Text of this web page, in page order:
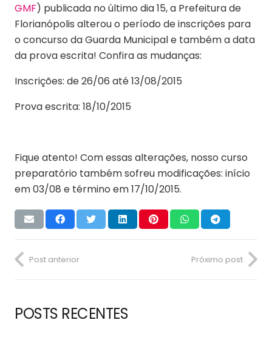
GMF) publicada no último dia 15, a Prefeitura de
Florianópolis alterou o período de inscrições para
o concurso da Guarda Municipal e também a data
da prova escrita! Confira as mudanças:
Inscrições: de 26/06 até 13/08/2015
Prova escrita: 18/10/2015
Fique atento! Com essas alterações, nosso curso
preparatório também sofreu modificações: início
em 03/08 e término em 17/10/2015.
Post anterior Próximo post
POSTS RECENTES